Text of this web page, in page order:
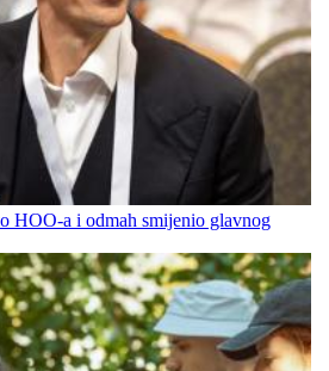
HOO-a i odmah smijenio glavnog